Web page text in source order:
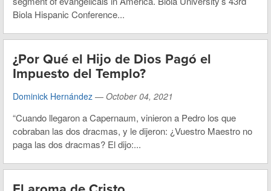
Biola Hispanic Conference...
¿Por Qué el Hijo de Dios Pagó el
Impuesto del Templo?
Dominick Hernández — October 04, 2021
“Cuando llegaron a Capernaum, vinieron a Pedro los que
cobraban las dos dracmas, y le dijeron: ¿Vuestro Maestro no
paga las dos dracmas? El dijo:...